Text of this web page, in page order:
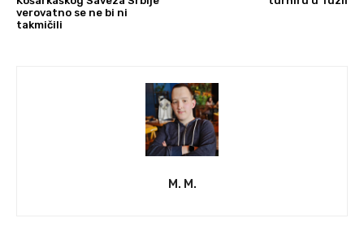
verovatno se ne bi ni
takmičili
M. M.